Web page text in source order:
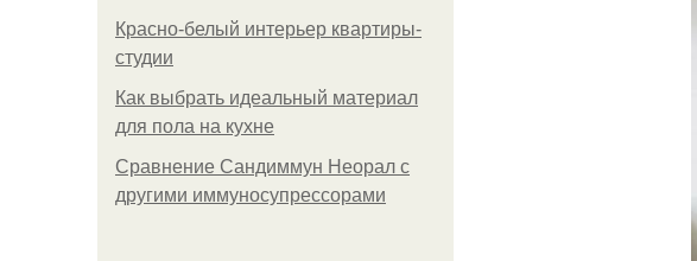
Красно-белый интерьер квартиры-
студии
Как выбрать идеальный материал
для пола на кухне
Сравнение Сандиммун Неорал с
другими иммуносупрессорами